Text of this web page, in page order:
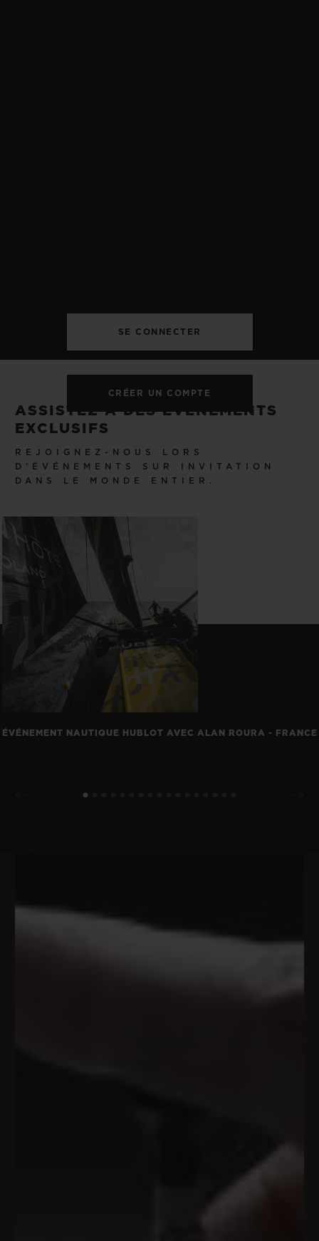
CRÉER UN COMPTE
ASSISTEZ À DES ÉVÉNEMENTS
EXCLUSIFS
REJOIGNEZ-NOUS LORS
D’ÉVÉNEMENTS SUR INVITATION
DANS LE MONDE ENTIER.
ÉVÉNEMENT NAUTIQUE HUBLOT AVEC ALAN ROURA - FRANCE